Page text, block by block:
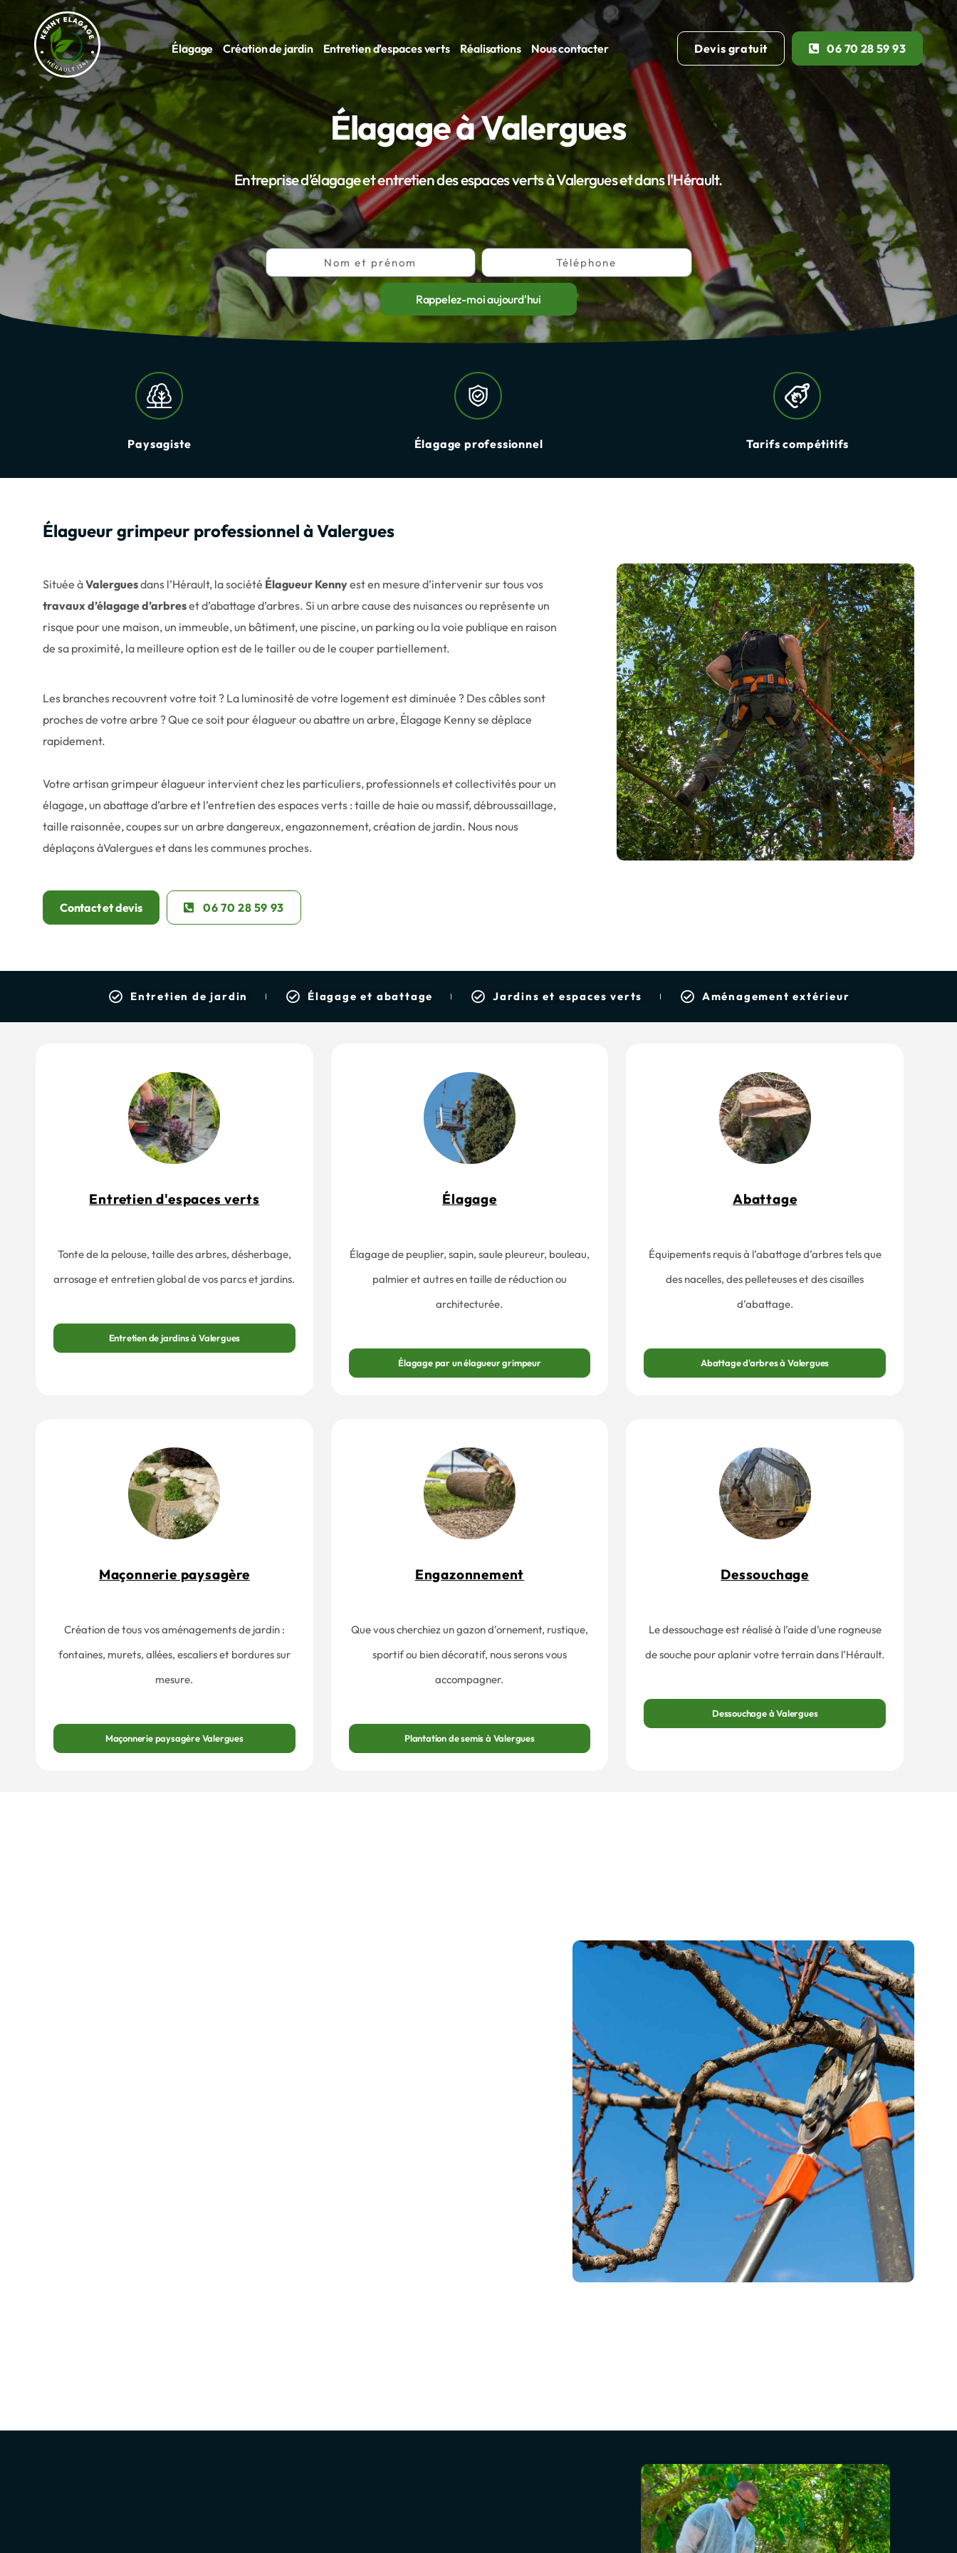
Élagage Création de jardin Entretien d’espaces verts Réalisations Nous contacter Devis gratuit 06 70 28 59 93
Élagage à Valergues
Entreprise d’élagage et entretien des espaces verts à Valergues et dans l'Hérault.
Rappelez-moi aujourd'hui
Paysagiste Élagage professionnel Tarifs compétitifs
Élagueur grimpeur professionnel à Valergues
Située àValerguesdans l’Hérault, la société Élagueur Kennyest en mesure d’intervenir sur tous vos
travaux d’élagage d’arbreset d’abattage d’arbres. Si un arbre cause des nuisances ou représente un
risque pour une maison, un immeuble, un bâtiment, une piscine, un parking ou la voie publique en raison
de sa proximité, la meilleure option est de le tailler ou de le couper partiellement.
Les branches recouvrent votre toit ? La luminosité de votre logement est diminuée ? Des câbles sont
proches de votre arbre ? Que ce soit pour élagueur ou abattre un arbre, Élagage Kenny se déplace
rapidement.
Votre artisan grimpeur élagueur intervient chez les particuliers, professionnels et collectivités pour un
élagage, un abattage d’arbre et l’entretien des espaces verts : taille de haie ou massif, débroussaillage,
taille raisonnée, coupes sur un arbre dangereux, engazonnement, création de jardin. Nous nous
déplaçons àValergues et dans les communes proches.
Contact et devis 06 70 28 59 93
Entretien de jardin Élagage et abattage Jardins et espaces verts Aménagement extérieur
Entretien d'espaces verts
Tonte de la pelouse, taille des arbres, désherbage,
arrosage et entretien global de vos parcs et jardins.
Entretien de jardins à Valergues
Élagage
Élagage de peuplier, sapin, saule pleureur, bouleau,
palmier et autres en taille de réduction ou
architecturée.
Élagage par un élagueur grimpeur
Abattage
Équipements requis à l’abattage d’arbres tels que
des nacelles, des pelleteuses et des cisailles
d’abattage.
Abattage d'arbres à Valergues
Maçonnerie paysagère
Création de tous vos aménagements de jardin :
fontaines, murets, allées, escaliers et bordures sur
mesure.
Maçonnerie paysagère Valergues
Engazonnement
Que vous cherchiez un gazon d’ornement, rustique,
sportif ou bien décoratif, nous serons vous
accompagner.
Plantation de semis à Valergues
Dessouchage
Le dessouchage est réalisé à l’aide d’une rogneuse
de souche pour aplanir votre terrain dans l’Hérault.
Dessouchage à Valergues